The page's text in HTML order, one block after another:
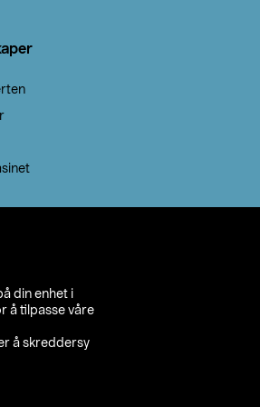
din enhet i
å tilpasse våre
å skreddersy